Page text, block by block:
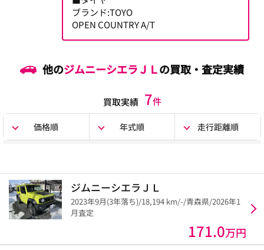
ブランド:TOYO
OPEN COUNTRY A/T
他のジムニーシエラＪＬの買取・査定実績
買取実績 7件
価格順 年式順 走行距離順
ジムニーシエラＪＬ
2023年9月(3年落ち)/18,194 km/-/青森県/2026年1
月査定
171.0万円